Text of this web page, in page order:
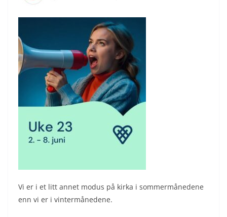
Vi er i et litt annet modus på kirka i sommermånedene
enn vi er i vintermånedene.